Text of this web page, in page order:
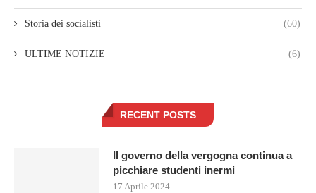
Storia dei socialisti (60)
ULTIME NOTIZIE (6)
RECENT POSTS
Il governo della vergogna continua a
picchiare studenti inermi
17 Aprile 2024